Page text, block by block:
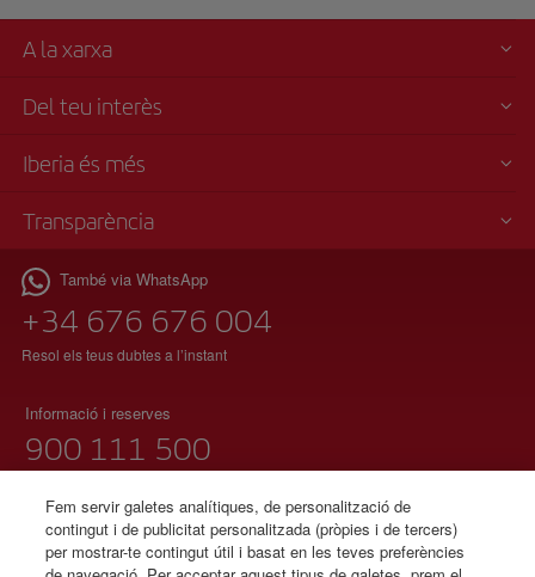
A la xarxa
Del teu interès
Iberia és més
Transparència
També via WhatsApp
+34 676 676 004
Resol els teus dubtes a l’instant
Informació i reserves
900 111 500
Dilluns a diumenge 00:00 – 24:00h
91 333 67 01
Fem servir galetes analítiques, de personalització de
contingut i de publicitat personalitzada (pròpies i de tercers)
per mostrar-te contingut útil i basat en les teves preferències